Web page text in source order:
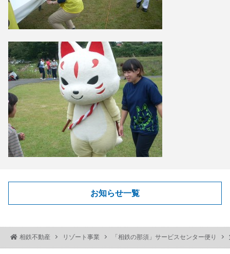
相鉄不動産 リゾート事業 「相鉄の那須」サービスセンター便り
お知らせ一覧